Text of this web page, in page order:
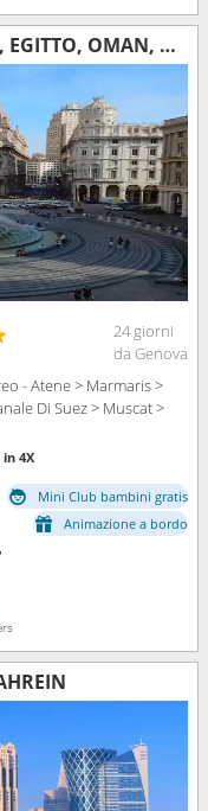
ITALIA, GRECIA, TURCHIA, CIPRO, EGITTO, OMAN, QATAR, EMIRATI ARABI UNITI
24 giorni
da Genova
- Atene > Marmaris >
Di Suez > Muscat >
4X
Mini Club bambini gratis
Animazione a bordo